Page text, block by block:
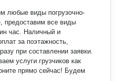
любые виды погрузочно-
предоставим все виды
и
за поэтажность,
при составлении заявки.
услуги грузчиков как
прямо сейчас! Будем